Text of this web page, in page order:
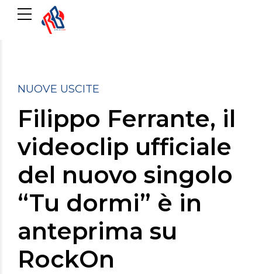
NUOVE USCITE
Filippo Ferrante, il
videoclip ufficiale
del nuovo singolo
“Tu dormi” è in
anteprima su
RockOn